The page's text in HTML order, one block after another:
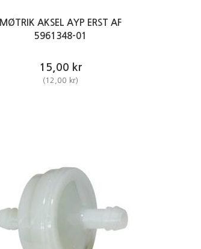
MØTRIK AKSEL AYP ERST AF
5961348-01
15,00 kr
(12,00 kr)